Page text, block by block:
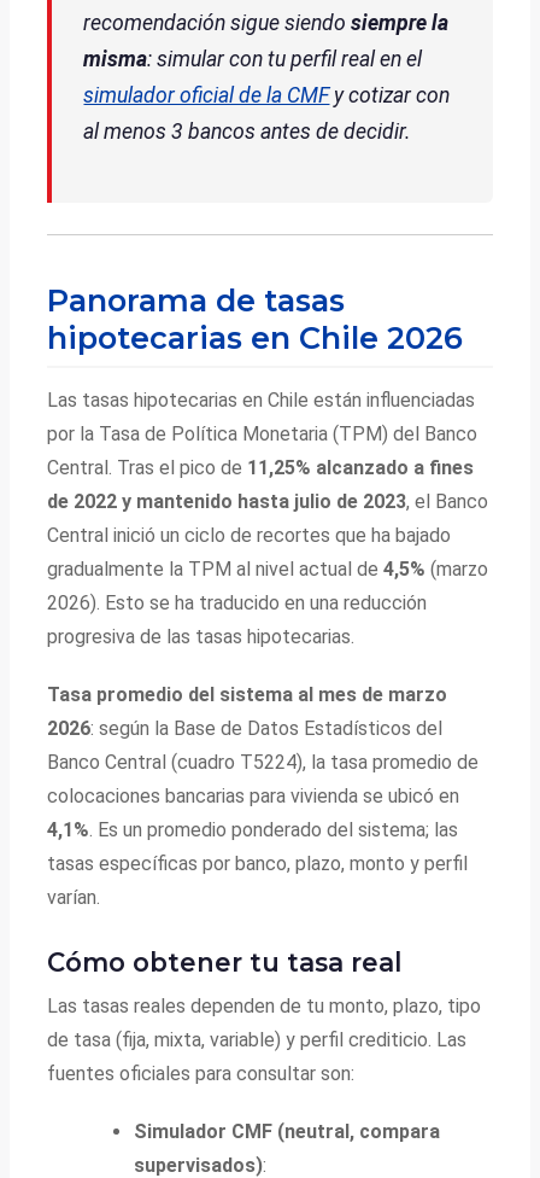
recomendación sigue siendosiempre la
misma: simular con tu perfil real en el
simulador oficial de la CMFy cotizar con
al menos 3 bancos antes de decidir.
Panorama de tasas
hipotecarias en Chile 2026
Las tasas hipotecarias en Chile están influenciadas
por la Tasa de Política Monetaria (TPM) del Banco
Central. Tras el pico de 11,25% alcanzado a fines
de 2022 y mantenido hasta julio de 2023, el Banco
Central inició un ciclo de recortes que ha bajado
gradualmente la TPM al nivel actual de4,5% (marzo
2026). Esto se ha traducido en una reducción
progresiva de las tasas hipotecarias.
Tasa promedio del sistema al mes de marzo
2026: según la Base de Datos Estadísticos del
Banco Central (cuadro T5224), la tasa promedio de
colocaciones bancarias para vivienda se ubicó en
4,1% . Es un promedio ponderado del sistema; las
tasas específicas por banco, plazo, monto y perfil
varían.
Cómo obtener tu tasa real
Las tasas reales dependen de tu monto, plazo, tipo
de tasa (fija, mixta, variable) y perfil crediticio. Las
fuentes oficiales para consultar son:
Simulador CMF (neutral, compara
supervisados):